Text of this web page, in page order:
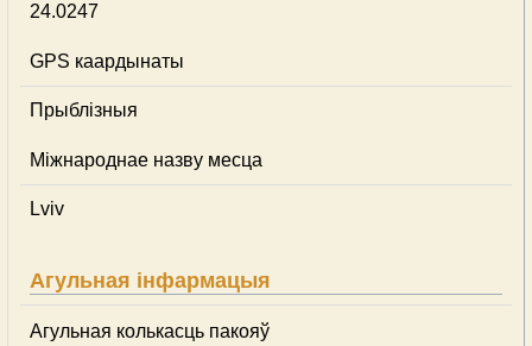
24.0247
GPS каардынаты
Прыблізныя
Міжнароднае назву месца
Lviv
Агульная інфармацыя
Агульная колькасць пакояў